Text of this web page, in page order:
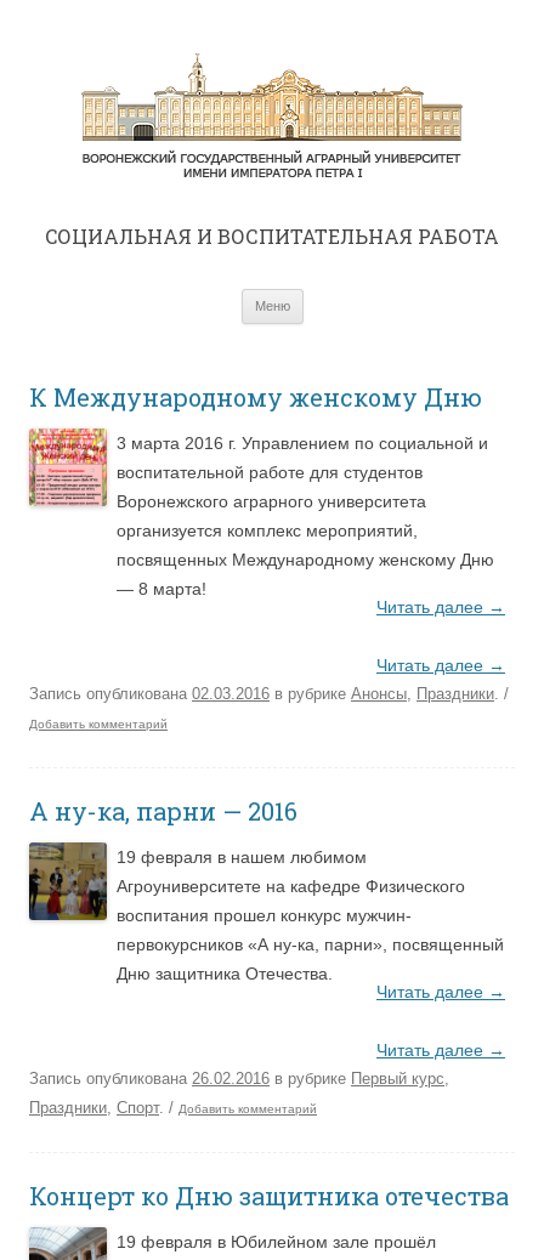
CОЦИАЛЬНАЯ И ВОСПИТАТЕЛЬНАЯ РАБОТА
Меню
К Международному женскому Дню
3 марта 2016 г. Управлением по социальной и
воспитательной работе для студентов
Воронежского аграрного университета
организуется комплекс мероприятий,
посвященных Международному женскому Дню
— 8 марта!
Читать далее →
Читать далее →
Запись опубликована 02.03.2016 в рубрике Анонсы, Праздники. /
Добавить комментарий
А ну-ка, парни — 2016
19 февраля в нашем любимом
Агроуниверситете на кафедре Физического
воспитания прошел конкурс мужчин-
первокурсников «А ну-ка, парни», посвященный
Дню защитника Отечества.
Читать далее →
Читать далее →
Запись опубликована 26.02.2016 в рубрике Первый курс,
Праздники, Спорт. / Добавить комментарий
Концерт ко Дню защитника отечества
19 февраля в Юбилейном зале прошёл